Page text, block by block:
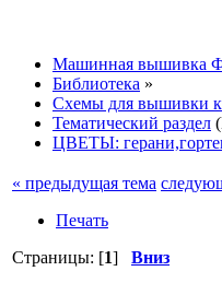
Машинная вышивка
Библиотека »
Схемы для вышивки
Тематический раздел
ЦВЕТЫ:
« предыдущая тема
Печать
Страницы: [1] Вниз